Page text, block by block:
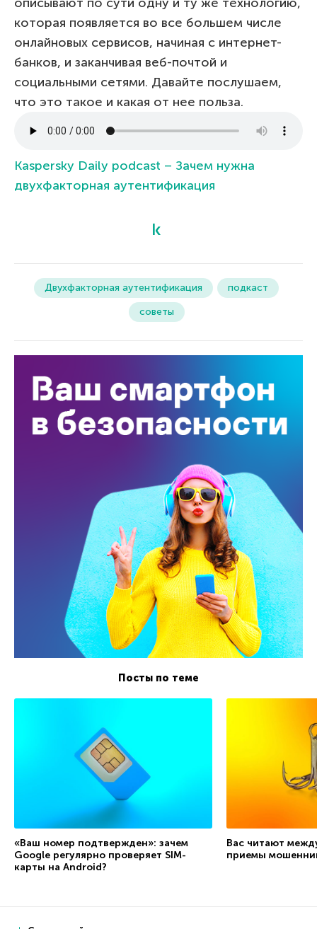
которая появляется во все большем числе
онлайновых сервисов, начиная с интернет-
банков, и заканчивая веб-почтой и
социальными сетями. Давайте послушаем,
что это такое и какая от нее польза.
Kaspersky Daily podcast – Зачем нужна
двухфакторная аутентификация
Двухфакторная аутентификация
подкаст
советы
Посты по теме
«Ваш номер подтвержден»: зачем
Google регулярно проверяет SIM-
карты на Android?
Вас читают
приемы